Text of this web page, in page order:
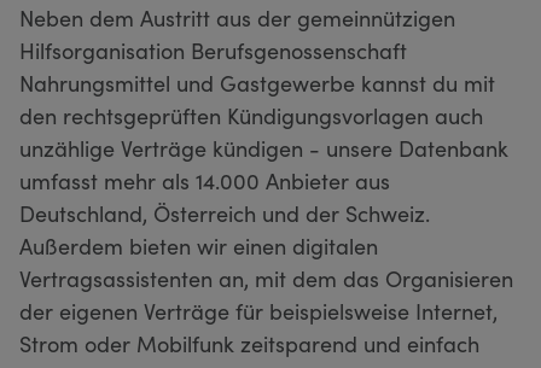
Neben dem Austritt aus der gemeinnützigen
Hilfsorganisation Berufsgenossenschaft
Nahrungsmittel und Gastgewerbe kannst du mit
den rechtsgeprüften Kündigungsvorlagen auch
unzählige Verträge kündigen - unsere Datenbank
umfasst mehr als 14.000 Anbieter aus
Deutschland, Österreich und der Schweiz.
Außerdem bieten wir einen digitalen
Vertragsassistenten an, mit dem das Organisieren
der eigenen Verträge für beispielsweise Internet,
Strom oder Mobilfunk zeitsparend und einfach